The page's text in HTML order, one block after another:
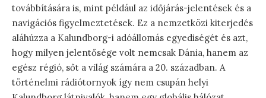
továbbítására is, mint például az időjárás-jelentések és a
navigációs figyelmeztetések. Ez a nemzetközi kiterjedés
aláhúzza a Kalundborg-i adóállomás egyediségét és azt,
hogy milyen jelentősége volt nemcsak Dánia, hanem az
egész régió, sőt a világ számára a 20. században. A
történelmi rádiótornyok így nem csupán helyi